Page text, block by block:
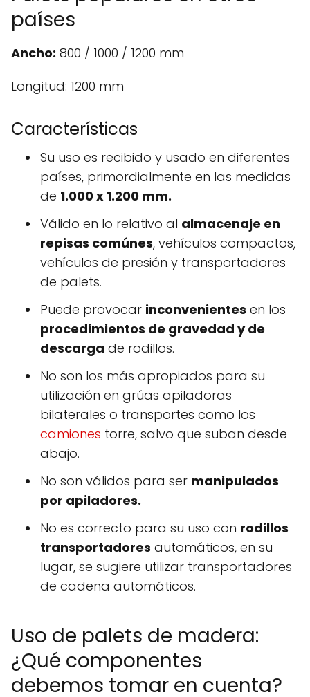
países
Ancho: 800 / 1000 / 1200 mm
Longitud: 1200 mm
Características
Su uso es recibido y usado en diferentes
países, primordialmente en las medidas
de 1.000 x 1.200 mm.
Válido en lo relativo al almacenaje en
repisas comúnes, vehículos compactos,
vehículos de presión y transportadores
de palets.
Puede provocar inconvenientes en los
procedimientos de gravedad y de
descarga de rodillos.
No son los más apropiados para su
utilización en grúas apiladoras
bilaterales o transportes como los
camiones torre, salvo que suban desde
abajo.
No son válidos para ser manipulados
por apiladores.
No es correcto para su uso con rodillos
transportadores automáticos, en su
lugar, se sugiere utilizar transportadores
de cadena automáticos.
Uso de palets de madera:
¿Qué componentes
debemos tomar en cuenta?